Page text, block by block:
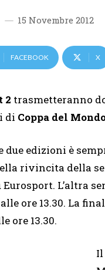
15 Novembre 2012
FACEBOOK X
2 trasmetteranno
di Coppa del
due edizioni è
rivincita della
Eurosport. L’altra
ore 13.30. La
ore 13.30.
Il